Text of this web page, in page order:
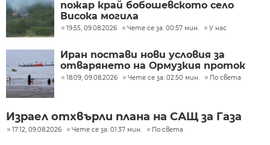
пожар край бобошевското село
Висока могила
19:55, 09.08.2026 Чете се за: 00:57 мин. У нас
Иран постави нови условия за
отварянето на Ормузкия проток
18:09, 09.08.2026 Чете се за: 02:50 мин. По света
Израел отхвърли плана на САЩ за Газа
17:12, 09.08.2026 Чете се за: 01:37 мин. По света